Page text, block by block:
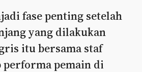
fase penting setelah
yang dilakukan
itu bersama staf
pemain di